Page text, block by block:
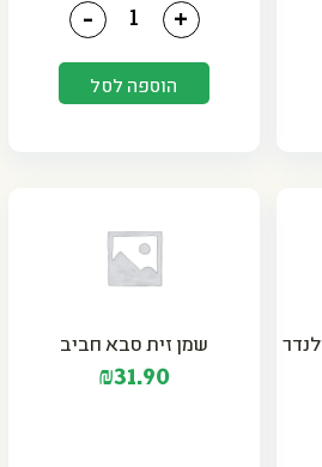
מעדני עופרכמות של שמן קנולה 1 ליטר ויליפוד
+
-
הוספה לסל
שמן זית סבא חביב
₪31.90